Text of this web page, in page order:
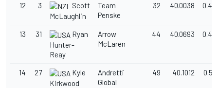
12 3
Scott
McLaughlin
Team
Penske
32 40.0038
13 31
Ryan
Hunter-
Reay
Arrow
McLaren
44 40.0693
14 27
Kyle
Kirkwood
Andretti
Global
49 40.1012